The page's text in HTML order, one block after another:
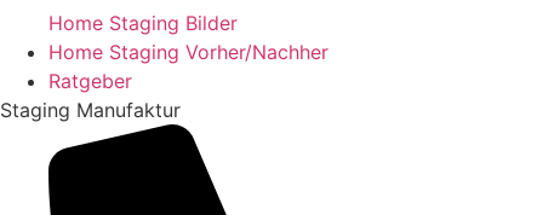
Home Staging Bilder
Home Staging Vorher/Nachher
Ratgeber
Staging Manufaktur